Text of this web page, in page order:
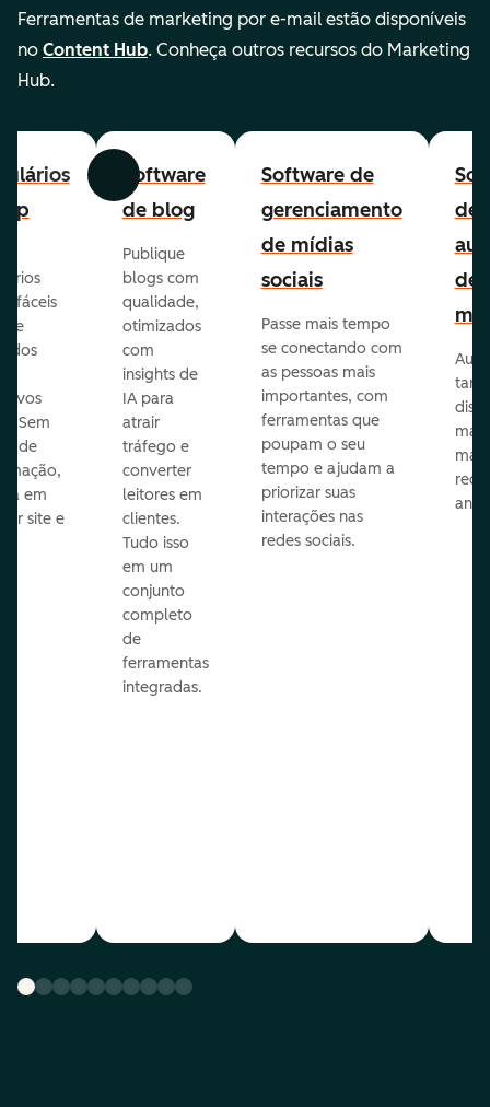
Ferramentas de marketing por e-mail estão disponíveis
no Content Hub. Conheça outros recursos do Marketing
Hub.
Anterior Avançar
fáceis
e
Sem
de
em
site e
Software
de blog
Publique
blogs com
qualidade,
otimizados
com
insights de
IA para
atrair
tráfego e
converter
leitores em
clientes.
Tudo isso
em um
conjunto
completo
de
ferramentas
integradas.
Software de
gerenciamento
de mídias
sociais
Passe mais tempo
se conectando com
as pessoas mais
importantes, com
ferramentas que
poupam o seu
tempo e ajudam a
priorizar suas
interações nas
redes sociais.
de
de
mail